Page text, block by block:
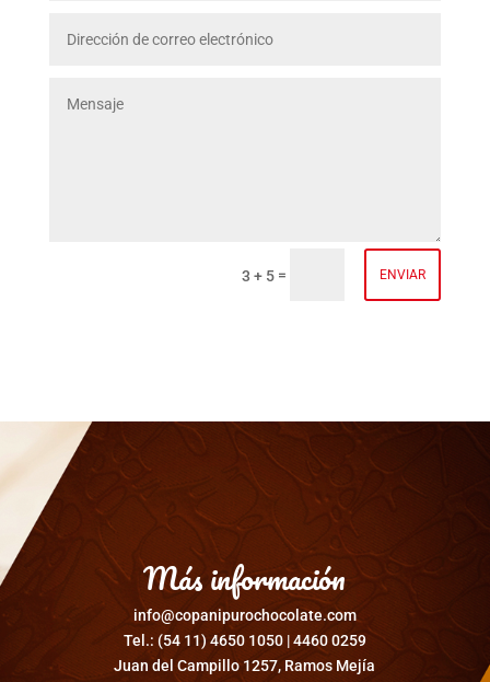
3 + 5 = ENVIAR
Más información
info@copanipurochocolate.com
Tel.: (54 11) 4650 1050 | 4460 0259
Juan del Campillo 1257, Ramos Mejía